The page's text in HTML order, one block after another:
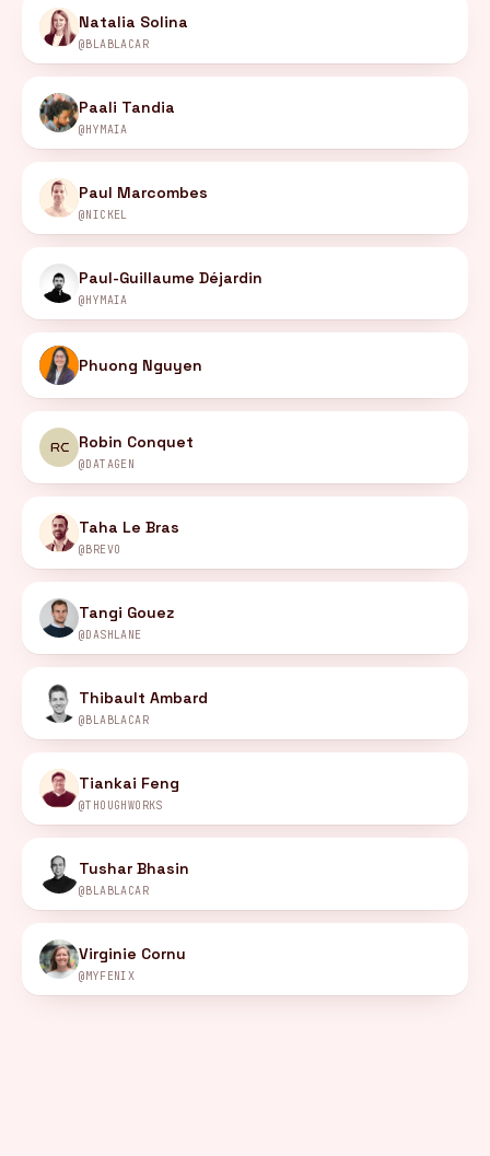
Natalia Solina
@BLABLACAR
Paali Tandia
@HYMAÏA
Paul Marcombes
@NICKEL
Paul-Guillaume Déjardin
@HYMAÏA
Phuong Nguyen
RC Robin Conquet
@DATAGEN
Taha Le Bras
@BREVO
Tangi Gouez
@DASHLANE
Thibault Ambard
@BLABLACAR
Tiankai Feng
@THOUGHWORKS
Tushar Bhasin
@BLABLACAR
Virginie Cornu
@MYFENIX